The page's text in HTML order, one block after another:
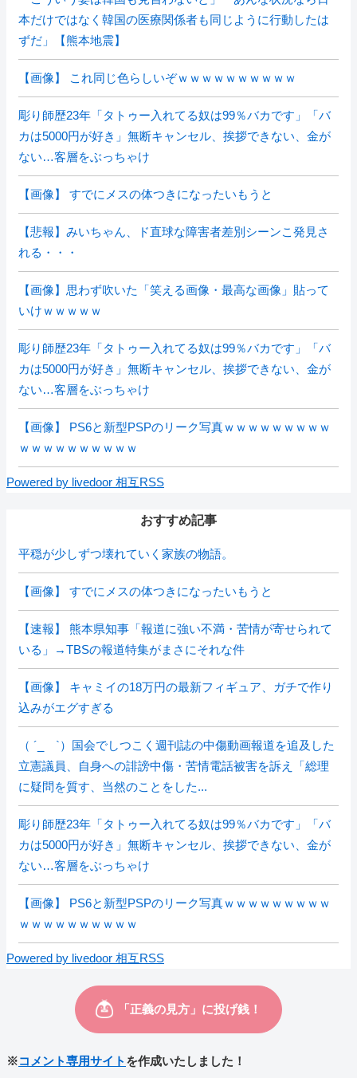
本だけではなく韓国の医療関係者も同じように行動したは
ずだ」【熊本地震】
【画像】 これ同じ色らしいぞｗｗｗｗｗｗｗｗｗｗ
彫り師歴23年「タトゥー入れてる奴は99％バカです」「バ
カは5000円が好き」無断キャンセル、挨拶できない、金が
ない…客層をぶっちゃけ
【画像】 すでにメスの体つきになったいもうと
【悲報】みいちゃん、ド直球な障害者差別シーンこ発見さ
れる・・・
【画像】思わず吹いた「笑える画像・最高な画像」貼って
いけｗｗｗｗｗ
彫り師歴23年「タトゥー入れてる奴は99％バカです」「バ
カは5000円が好き」無断キャンセル、挨拶できない、金が
ない…客層をぶっちゃけ
【画像】 PS6と新型PSPのリーク写真ｗｗｗｗｗｗｗｗｗ
ｗｗｗｗｗｗｗｗｗｗ
Powered by livedoor 相互RSS
おすすめ記事
平穏が少しずつ壊れていく家族の物語。
【画像】 すでにメスの体つきになったいもうと
【速報】 熊本県知事「報道に強い不満・苦情が寄せられて
いる」→TBSの報道特集がまさにそれな件
【画像】 キャミイの18万円の最新フィギュア、ガチで作り
込みがエグすぎる
（ ´_ゝ`）国会でしつこく週刊誌の中傷動画報道を追及した
立憲議員、自身への誹謗中傷・苦情電話被害を訴え「総理
に疑問を質す、当然のことをした...
彫り師歴23年「タトゥー入れてる奴は99％バカです」「バ
カは5000円が好き」無断キャンセル、挨拶できない、金が
ない…客層をぶっちゃけ
【画像】 PS6と新型PSPのリーク写真ｗｗｗｗｗｗｗｗｗ
ｗｗｗｗｗｗｗｗｗｗ
Powered by livedoor 相互RSS
※コメント専用サイト を作成いたしました！